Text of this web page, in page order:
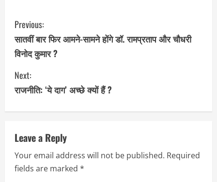
C
o
n
t
i
u
e
Previous:
सातवीं बार फिर आमने-सामने होंगे डॉ. रामप्रताप और चौधरी
विनोद कुमार ?
Next:
राजनीति: ‘ये दाग’ अच्छे क्यों हैं ?
Leave a Reply
Your email address will not be published. Required
fields are marked *